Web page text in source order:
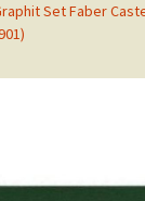
Set Faber